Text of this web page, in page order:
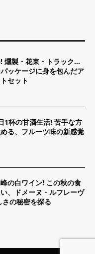
燻製・花束・トラック…
ッケージに身を包んだア
セット
1杯の甘酒生活! 苦手な方
る、フルーツ味の新感覚
の白ワイン! この秋の食
、ドメーヌ・ルフレーヴ
の秘密を探る